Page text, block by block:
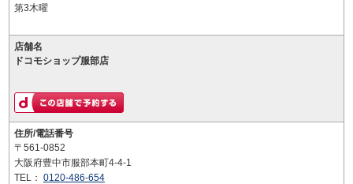
第3木曜
店舗名
ドコモショップ服部店
住所/電話番号
〒561-0852
大阪府豊中市服部本町4-4-1
TEL： 0120-486-654